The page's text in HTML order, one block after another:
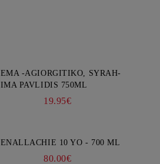
-AGIORGITIKO, SYRAH-
PAVLIDIS 750ML
19.95€
GLENALLACHIE 10 YO - 700 ML
80.00€